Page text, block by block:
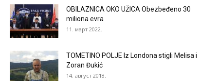
OBILAZNICA OKO UŽICA Obezbeđeno 30
miliona evra
11. март 2022.
TOMETINO POLJE Iz Londona stigli Melisa i
Zoran Đukić
14. август 2018.